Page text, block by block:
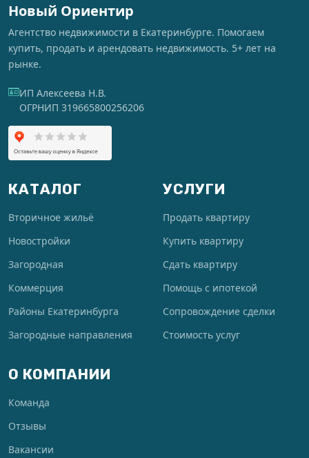
Новый Ориентир
Агентство недвижимости в Екатеринбурге. Помогаем
купить, продать и арендовать недвижимость. 5+ лет на
рынке.
ИП Алексеева Н.В.
ОГРНИП 319665800256206
КАТАЛОГ
Вторичное жильё
Новостройки
Загородная
Коммерция
Районы Екатеринбурга
Загородные направления
УСЛУГИ
Продать квартиру
Купить квартиру
Сдать квартиру
Помощь с ипотекой
Сопровождение сделки
Стоимость услуг
О КОМПАНИИ
Команда
Отзывы
Вакансии